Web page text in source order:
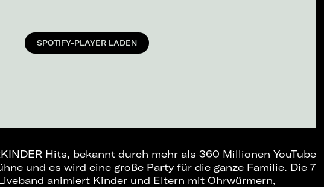
SPOTIFY-PLAYER LADEN
Hits, bekannt durch mehr als 360 Millionen YouTube
und es wird eine große Party für die ganze Familie. Die 7
animiert Kinder und Eltern mit Ohrwürmern,